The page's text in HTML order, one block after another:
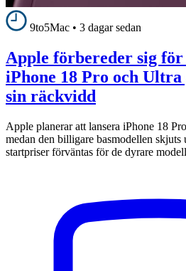
9to5Mac • 3 dagar sedan
Apple förbereder sig
iPhone 18 Pro och
sin räckvidd
Apple planerar att lansera iPhone 18
medan den billigare basmodellen
startpriser förväntas för de dyrare